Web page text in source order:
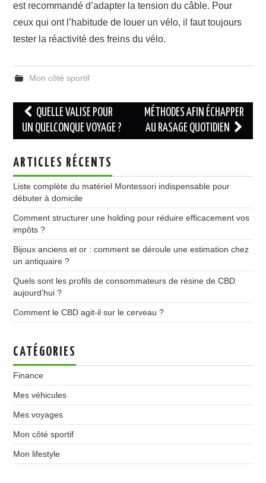
est recommandé d’adapter la tension du câble. Pour
ceux qui ont l’habitude de louer un vélo, il faut toujours
tester la réactivité des freins du vélo.
Mon côté sportif
Navigation
des
QUELLE VALISE POUR
UN QUELCONQUE VOYAGE ?
MÉTHODES AFIN ÉCHAPPER
AU RASAGE QUOTIDIEN
ARTICLES RÉCENTS
Liste complète du matériel Montessori indispensable pour
débuter à domicile
Comment structurer une holding pour réduire efficacement vos
impôts ?
Bijoux anciens et or : comment se déroule une estimation chez
un antiquaire ?
Quels sont les profils de consommateurs de résine de CBD
aujourd’hui ?
Comment le CBD agit-il sur le cerveau ?
CATÉGORIES
Finance
Mes véhicules
Mes voyages
Mon côté sportif
Mon lifestyle